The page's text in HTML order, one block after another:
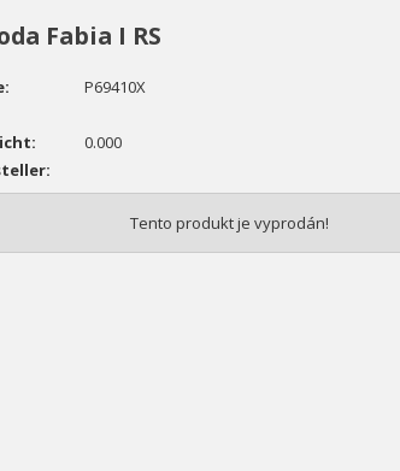
Fabia I RS
P69410X
0.000
Tento produkt je vyprodán!